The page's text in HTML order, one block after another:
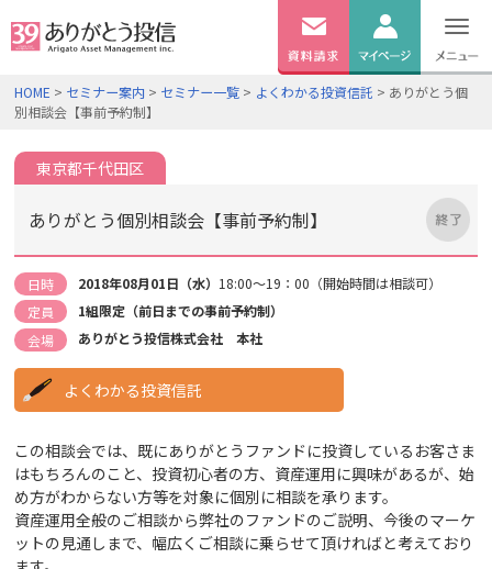
無料資料 ログイン
HOME > セミナー案内 > セミナー一覧 > よくわかる投資信託 > ありがとう個
別相談会【事前予約制】
東京都千代田区
ありがとう個別相談会【事前予約制】
日時 2018年08月01日（水） 18:00～19：00（開始時間は相談可）
定員
1組限定（前日までの事前予約制）
会場
ありがとう投信株式会社 本社
よくわかる投資信託
この相談会では、既にありがとうファンドに投資しているお客さま
はもちろんのこと、投資初心者の方、資産運用に興味があるが、始
め方がわからない方等を対象に個別に相談を承ります。
資産運用全般のご相談から弊社のファンドのご説明、今後のマーケ
ットの見通しまで、幅広くご相談に乗らせて頂ければと考えており